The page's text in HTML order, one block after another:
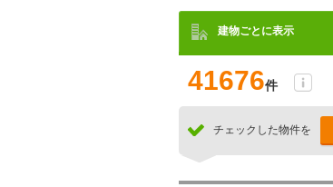
建物ごとに表示
41676件
チェックした物件を